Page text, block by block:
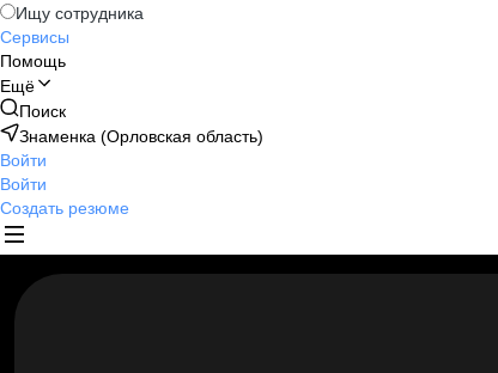
Ищу сотрудника
Сервисы
Помощь
Ещё
Поиск
Знаменка (Орловская область)
Войти
Войти
Создать резюме